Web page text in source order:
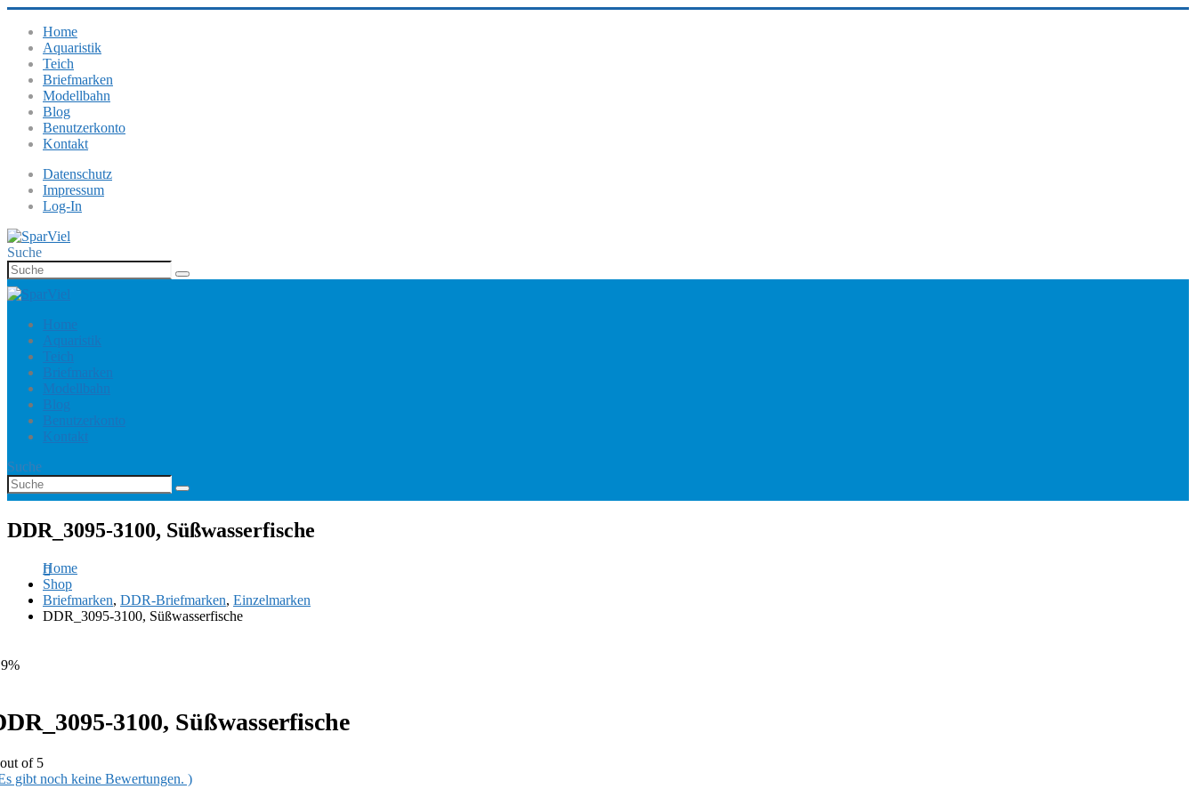
Home
Aquaristik
Teich
Briefmarken
Modellbahn
Blog
Benutzerkonto
Kontakt
Datenschutz
Impressum
Log-In
Suche
Home
Aquaristik
Teich
Briefmarken
Modellbahn
Blog
Benutzerkonto
Kontakt
Suche
DDR_3095-3100, Süßwasserfische
Home
Shop
Briefmarken, DDR-Briefmarken, Einzelmarken
DDR_3095-3100, Süßwasserfische
3100, Süßwasserfische
of 5
gibt noch keine Bewertungen. )